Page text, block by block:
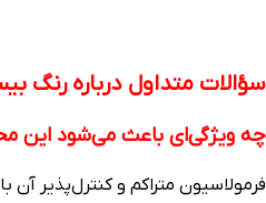
سؤالات متداول درباره رنگ
چه ویژگی‌ای باعث می‌شود این
فرمولاسیون متراکم و کنترل‌پذیر